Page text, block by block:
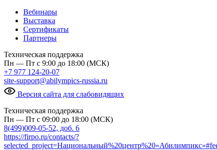
Вебинары
Выставка
Сертификаты
Партнеры
Техническая поддержка
Пн — Пт с 9:00 до 18:00 (МСК)
+7 977 124-20-07
site-support@abilympics-russia.ru
Версия сайта для слабовидящих
Техническая поддержка
Пн — Пт с 09:00 до 18:00 (МСК)
8(499)009-05-52, доб. 6
https://firpo.ru/contacts/?